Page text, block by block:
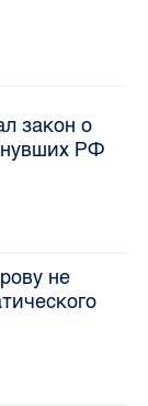
закон о
РФ
не